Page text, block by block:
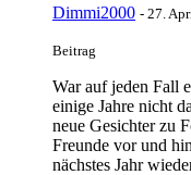
Dimmi2000 - 27.
Beitrag
War auf jeden Fall
einige Jahre nicht
neue Gesichter zu
Freunde vor und
nächstes Jahr